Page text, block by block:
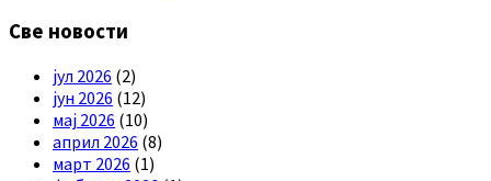
Све новости
јул 2026 (2)
јун 2026 (12)
мај 2026 (10)
април 2026 (8)
март 2026 (1)